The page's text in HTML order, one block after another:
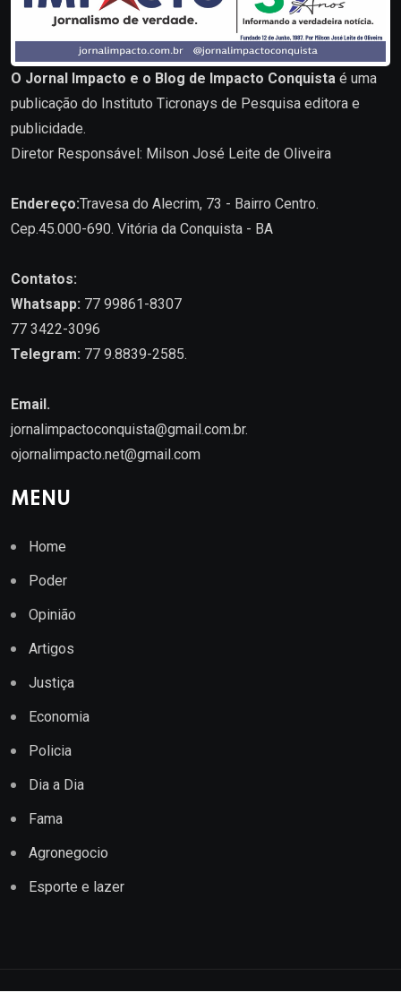
O Jornal Impacto e o Blog de Impacto Conquista é uma
publicação do Instituto Ticronays de Pesquisa editora e
publicidade.
Diretor Responsável: Milson José Leite de Oliveira
Endereço:Travesa do Alecrim, 73 - Bairro Centro.
Cep.45.000-690. Vitória da Conquista - BA
Contatos:
Whatsapp: 77 99861-8307
77 3422-3096
Telegram: 77 9.8839-2585.
Email.
jornalimpactoconquista@gmail.com.br.
ojornalimpacto.net@gmail.com
MENU
Home
Poder
Opinião
Artigos
Justiça
Economia
Policia
Dia a Dia
Fama
Agronegocio
Esporte e lazer